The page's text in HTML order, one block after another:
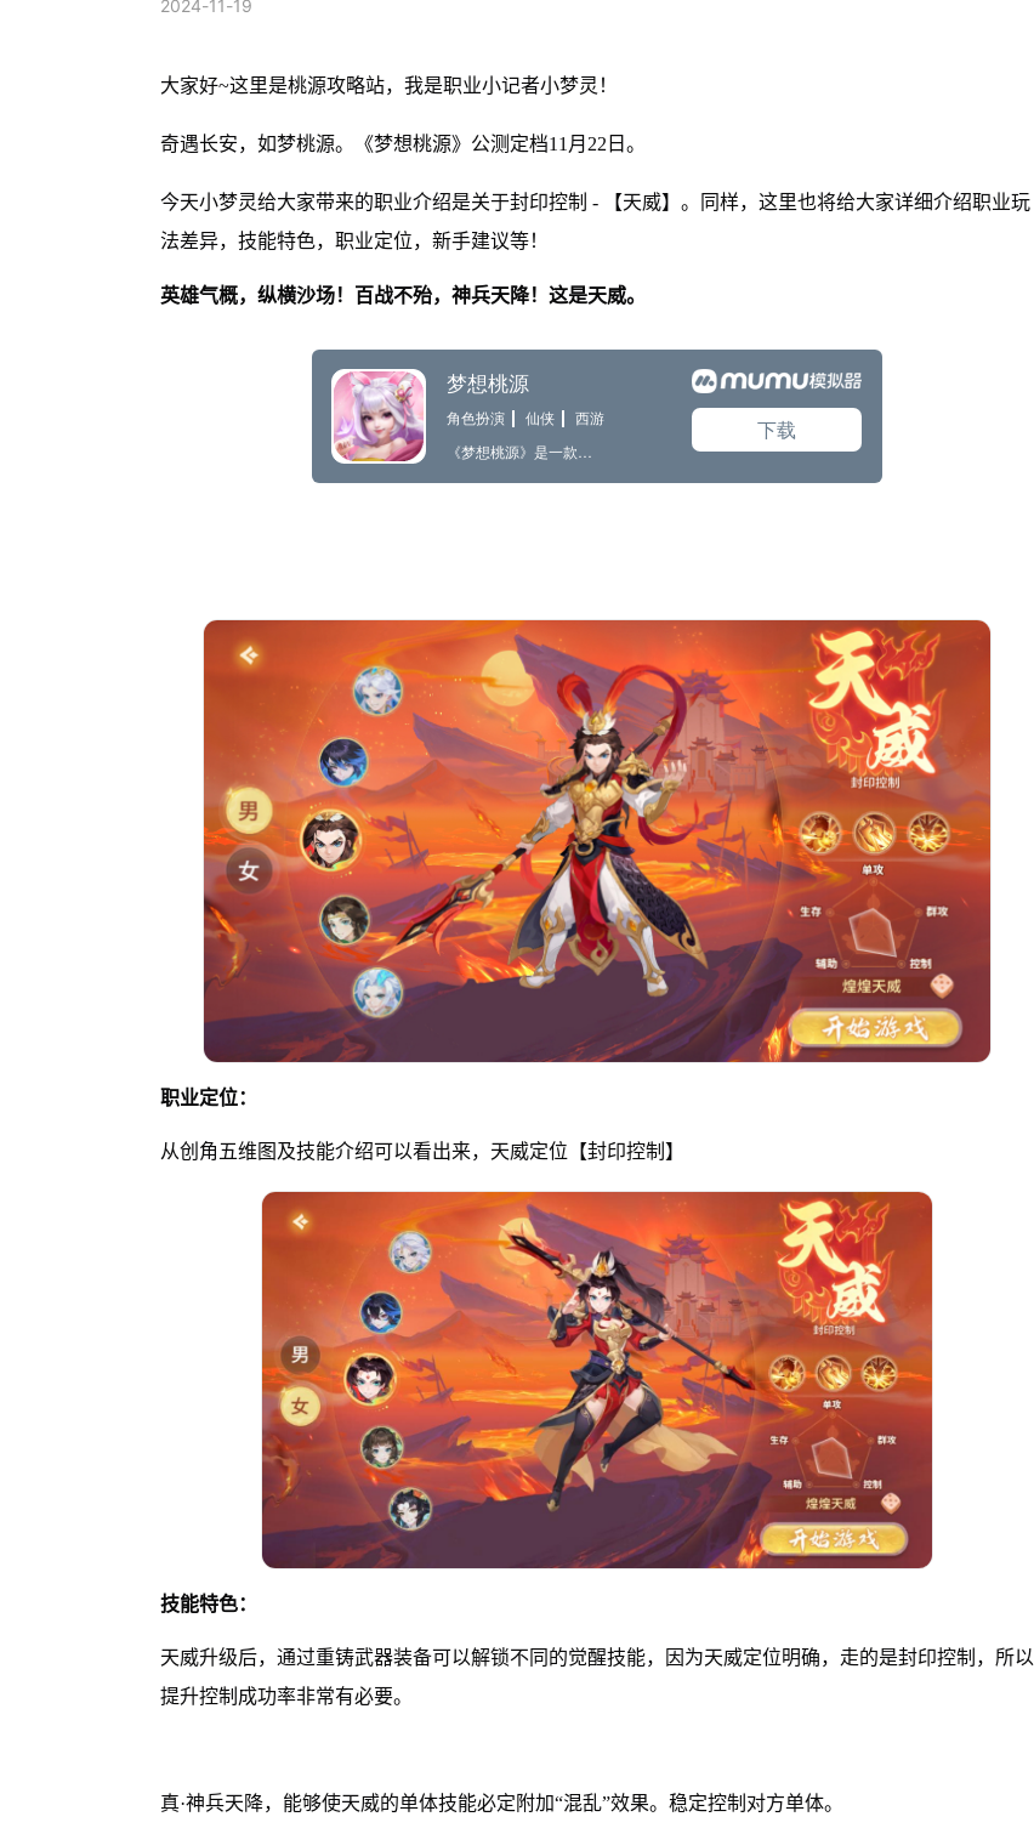
2024-11-19
大家好~这里是桃源攻略站，我是职业小记者小梦灵！
奇遇长安，如梦桃源。《梦想桃源》公测定档11月22日。
今天小梦灵给大家带来的职业介绍是关于封印控制 - 【天威】。同样，这里也将给大家详细介绍职业玩
法差异，技能特色，职业定位，新手建议等！
英雄气概，纵横沙场！百战不殆，神兵天降！这是天威。
职业定位：
从创角五维图及技能介绍可以看出来，天威定位【封印控制】
技能特色：
天威升级后，通过重铸武器装备可以解锁不同的觉醒技能，因为天威定位明确，走的是封印控制，所以
提升控制成功率非常有必要。
真·神兵天降，能够使天威的单体技能必定附加“混乱”效果。稳定控制对方单体。